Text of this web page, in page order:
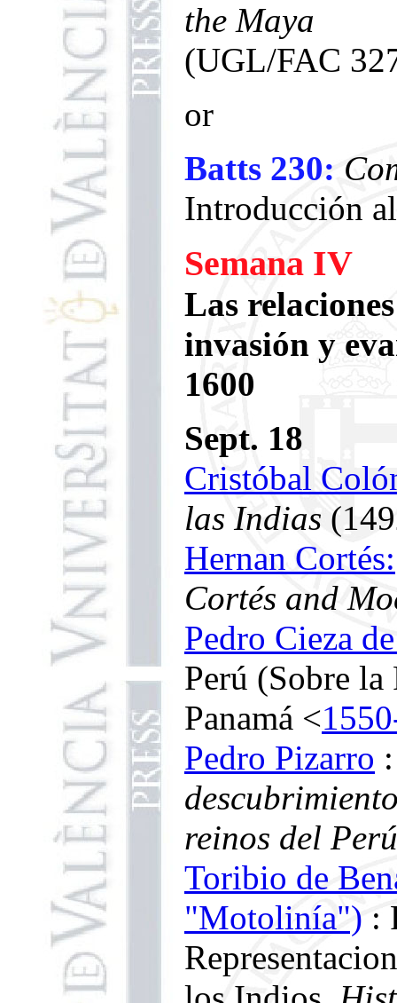
the Maya
(UGL/FAC
or
Batts 230:
Introducción
Semana IV
Las
invasión y
1600
Sept. 18
Cristóbal
las Indias
Hernan Cortés:
Cortés and
Pedro Cieza
Perú (Sobre
Panamá <
Pedro Pizarro
reinos del
Toribio de
"Motolinía") :